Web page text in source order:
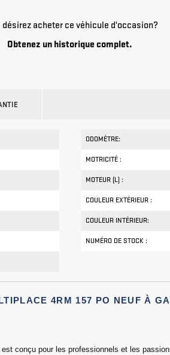
désirez acheter ce véhicule d'occasion?
Obtenez un historique complet.
ODOMÈTRE:
MOTRICITÉ :
MOTEUR (L) :
COULEUR EXTÉRIEUR :
COULEUR INTÉRIEUR:
NUMÉRO DE STOCK :
4RM 157 PO NEUF À
conçu pour les professionnels et les